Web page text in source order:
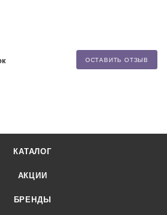
ОСТАВИТЬ ОТЗЫВ
КАТАЛОГ
АКЦИИ
БРЕНДЫ